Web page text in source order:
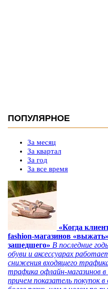
ПОПУЛЯРНОЕ
За месяц
За квартал
За год
За все время
«Когда
fashion-магазинов
зашедшего» В последние
обуви и аксессуарах
снижения входящего
трафика офлайн-магазинов в
причем показатель покупок